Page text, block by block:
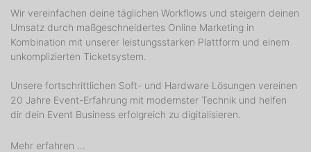
Wir vereinfachen deine täglichen Workflows und steigern deinen
Umsatz durch maßgeschneidertes Online Marketing in
Kombination mit unserer leistungsstarken Plattform und einem
unkomplizierten Ticketsystem.
Unsere fortschrittlichen Soft- und Hardware Lösungen vereinen
20 Jahre Event-Erfahrung mit modernster Technik und helfen
dir dein Event Business erfolgreich zu digitalisieren.
Mehr erfahren ...